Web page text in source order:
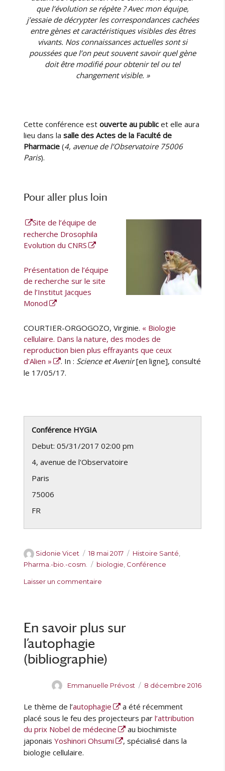
que l’évolution se répète ? Avec mon équipe,
j’essaie de décrypter les correspondances cachées
entre gènes et caractéristiques visibles des êtres
vivants. Nos connaissances actuelles sont si
poussées que l’on peut souvent savoir quel gène
doit être modifié pour obtenir tel ou tel
changement visible. »
Cette conférence estouverte au public et elle aura
lieu dans lasalle des Actes de la Faculté de
Pharmacie (4, avenue de l’Observatoire 75006
Paris).
Pour aller plus loin
Site de l’équipe de
recherche Drosophila
Evolution du CNRS
Présentation de l’équipe
de recherche sur le site
de l’Institut Jacques
Monod
COURTIER-ORGOGOZO, Virginie. « Biologie
cellulaire. Dans la nature, des modes de
reproduction bien plus effrayants que ceux
d’Alien »
. In : Science et Avenir[en ligne], consulté
le 17/05/17.
Conférence HYGIA
Debut: 05/31/2017 02:00 pm
4, avenue de l'Observatoire
Paris
75006
FR
A
u
e
Sidonie Vicet
P
u
l
e
18 mai 2017
C
a
Histoire Santé
Pharma.-bio.-cosm.
É
t
s
biologie Conférence
Laisser un commentaire
n
é
r
n
e
l
e
3
En savoir plus sur
l’autophagie
(bibliographie)
A
t
e
u
r
Emmanuelle Prévost
P
b
l
i
é
8 décembre 2016
Le thème de l’autophagie
a été récemment
placé sous le feu des projecteurs parl’attribution
du prix Nobel de médecine
au biochimiste
japonaisYoshinori Ohsumi
, spécialisé dans la
biologie cellulaire.